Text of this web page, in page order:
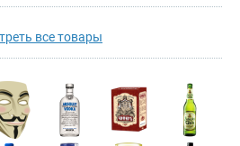
Warface
World Mobile
все товары